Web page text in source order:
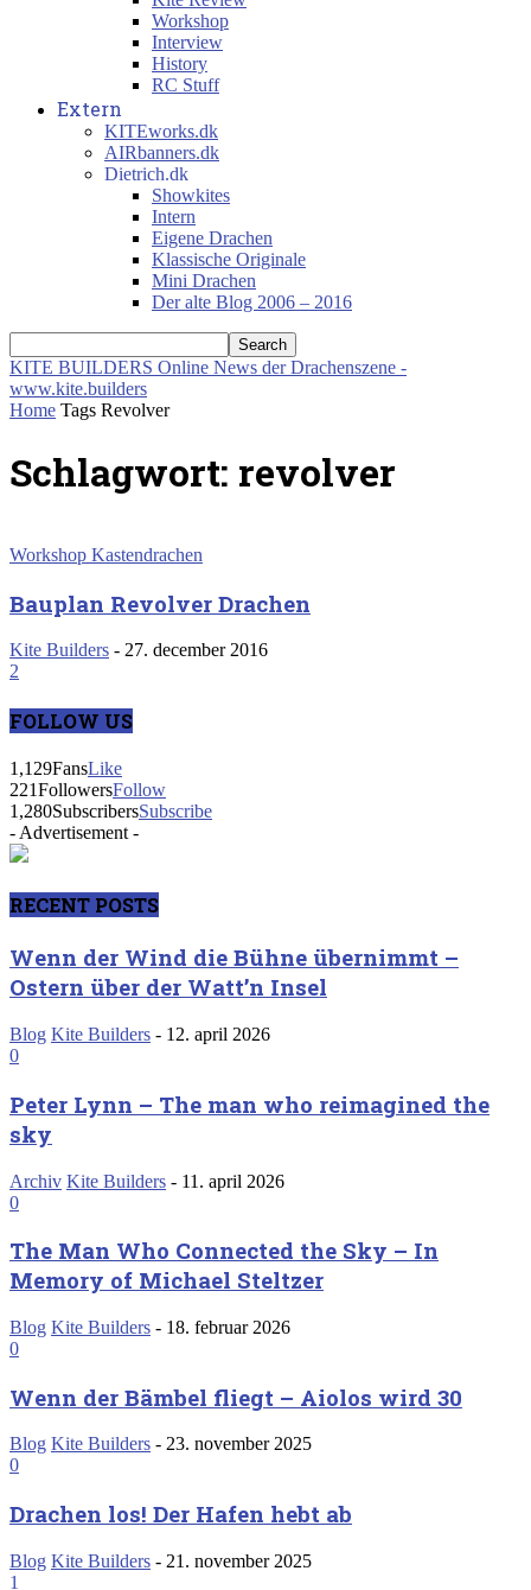
Workshop
Interview
History
RC Stuff
Extern
KITEworks.dk
AIRbanners.dk
Dietrich.dk
Showkites
Intern
Eigene Drachen
Klassische Originale
Mini Drachen
Der alte Blog 2006 – 2016
KITE BUILDERS Online News der Drachenszene -
www.kite.builders
Home Tags Revolver
Schlagwort: revolver
Workshop Kastendrachen
Bauplan Revolver Drachen
Kite Builders - 27. december 2016
2
FOLLOW US
1,129FansLike
221FollowersFollow
1,280SubscribersSubscribe
- Advertisement -
RECENT POSTS
Wenn der Wind die Bühne übernimmt –
Ostern über der Watt’n Insel
Blog Kite Builders - 12. april 2026
0
Peter Lynn – The man who reimagined the
sky
Archiv Kite Builders - 11. april 2026
0
The Man Who Connected the Sky – In
Memory of Michael Steltzer
Blog Kite Builders - 18. februar 2026
0
Wenn der Bämbel fliegt – Aiolos wird 30
Blog Kite Builders - 23. november 2025
0
Drachen los! Der Hafen hebt ab
Blog Kite Builders - 21. november 2025
1